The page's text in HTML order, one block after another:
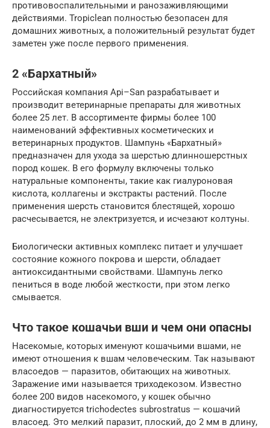
противовоспалительными и ранозаживляющими
действиями. Tropiclean полностью безопасен для
домашних животных, а положительный результат будет
заметен уже после первого применения.
2 «Бархатный»
Российская компания Api–San разрабатывает и
производит ветеринарные препараты для животных
более 25 лет. В ассортименте фирмы более 100
наименований эффективных косметических и
ветеринарных продуктов. Шампунь «Бархатный»
предназначен для ухода за шерстью длинношерстных
пород кошек. В его формулу включены только
натуральные компоненты, такие как гиалуроновая
кислота, коллагены и экстракты растений. После
применения шерсть становится блестящей, хорошо
расчесывается, не электризуется, и исчезают колтуны.
Биологически активных комплекс питает и улучшает
состояние кожного покрова и шерсти, обладает
антиоксидантными свойствами. Шампунь легко
пениться в воде любой жесткости, при этом легко
смывается.
Что такое кошачьи вши и чем они опасны
Насекомые, которых именуют кошачьими вшами, не
имеют отношения к вшам человеческим. Так называют
власоедов — паразитов, обитающих на животных.
Заражение ими называется триходекозом. Известно
более 200 видов насекомого, у кошек обычно
диагностируется trichodectes subrostratus — кошачий
власоед. Это мелкий паразит, плоский, до 2 мм в длину,